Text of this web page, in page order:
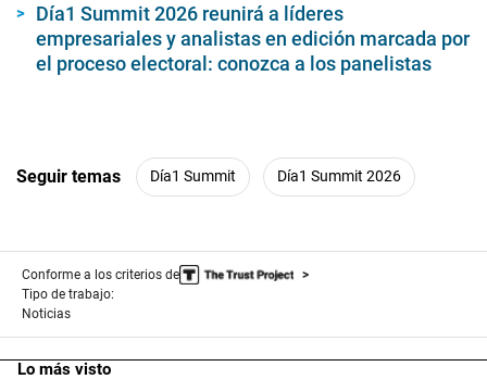
Día1 Summit 2026 reunirá a líderes
empresariales y analistas en edición marcada por
el proceso electoral: conozca a los panelistas
Seguir temas Día1 Summit Día1 Summit 2026
Conforme a los criterios de
Tipo de trabajo:
Noticias
Lo más visto